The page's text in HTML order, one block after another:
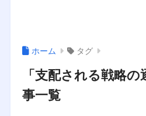
ホーム タグ
「支配される戦略
事一覧